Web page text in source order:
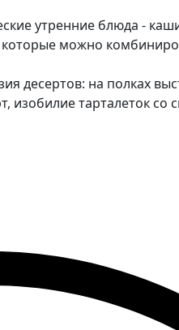
утренние блюда -
можно
десертов: на полках
тарталеток со